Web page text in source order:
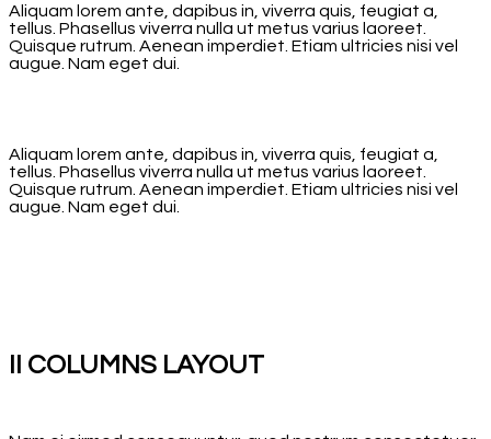
Aliquam lorem ante, dapibus in, viverra quis, feugiat a,
tellus. Phasellus viverra nulla ut metus varius laoreet.
Quisque rutrum. Aenean imperdiet. Etiam ultricies nisi vel
augue. Nam eget dui.
Aliquam lorem ante, dapibus in, viverra quis, feugiat a,
tellus. Phasellus viverra nulla ut metus varius laoreet.
Quisque rutrum. Aenean imperdiet. Etiam ultricies nisi vel
augue. Nam eget dui.
II COLUMNS LAYOUT